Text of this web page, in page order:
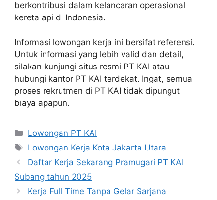
berkontribusi dalam kelancaran operasional
kereta api di Indonesia.
Informasi lowongan kerja ini bersifat referensi.
Untuk informasi yang lebih valid dan detail,
silakan kunjungi situs resmi PT KAI atau
hubungi kantor PT KAI terdekat. Ingat, semua
proses rekrutmen di PT KAI tidak dipungut
biaya apapun.
Categories
Lowongan PT KAI
Tags
Lowongan Kerja Kota Jakarta Utara
Daftar Kerja Sekarang Pramugari PT KAI
Subang tahun 2025
Kerja Full Time Tanpa Gelar Sarjana